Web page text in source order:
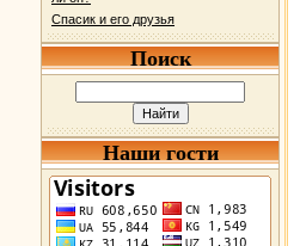
Спасик и его друзья
Поиск
Наши гости